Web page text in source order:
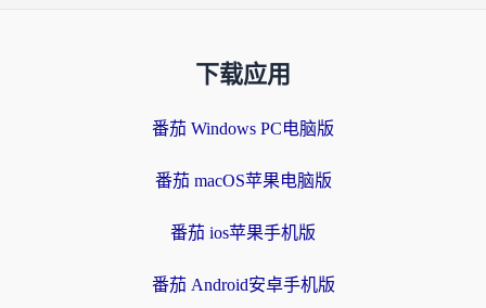
下载应用
番茄 Windows PC电脑版
番茄 macOS苹果电脑版
番茄 ios苹果手机版
番茄 Android安卓手机版